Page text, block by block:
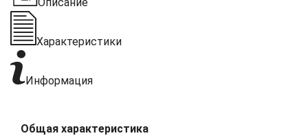
Характеристики
Информация
Общая характеристика